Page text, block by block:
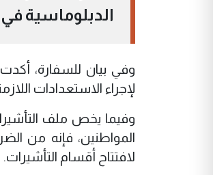
الدبلوماسية في
وفي بيان للسفارة،
لإجراء الاستعدادات
وفيما يخص ملف
المواطنين، فإنه من
لافتتاح أقسام التأشيرات.